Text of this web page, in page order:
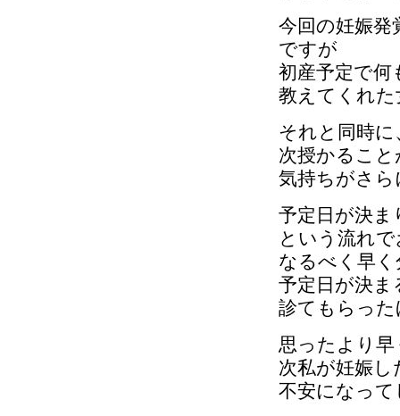
今回の妊娠
ですが
初産予定で何
教えてくれ
それと同時
次授かるこ
気持ちがさ
予定日が決
という流れ
なるべく早
予定日が決
診てもらっ
思ったより
次私が妊娠
不安になっ